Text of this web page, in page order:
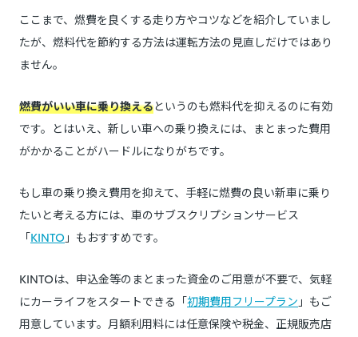
ここまで、燃費を良くする走り方やコツなどを紹介していまし
たが、燃料代を節約する方法は運転方法の見直しだけではあり
ません。
燃費がいい車に乗り換えるというのも燃料代を抑えるのに有効
です。とはいえ、新しい車への乗り換えには、まとまった費用
がかかることがハードルになりがちです。
もし車の乗り換え費用を抑えて、手軽に燃費の良い新車に乗り
たいと考える方には、車のサブスクリプションサービス
「KINTO 」もおすすめです。
KINTOは、申込金等のまとまった資金のご用意が不要で、気軽
にカーライフをスタートできる「初期費用フリープラン 」もご
用意しています。月額利用料には任意保険や税金、正規販売店